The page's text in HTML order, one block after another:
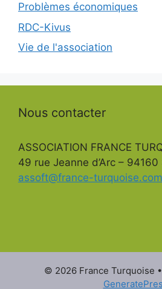
Problèmes économiques
RDC-Kivus
Vie de l'association
Nous contacter
ASSOCIATION FRANCE
49 rue Jeanne d’Arc –
assoft@france-turquoise.com
© 2026 France Turquoise